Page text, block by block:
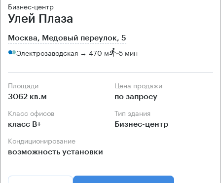
Бизнес-центр
Улей Плаза
Москва, Медовый переулок, 5
Электрозаводская → 470 м ~5 мин
Площади
3062 кв.м
Цена продажи
по запросу
Класс офисов
класс B+
Тип здания
Бизнес-центр
Кондиционирование
возможность установки